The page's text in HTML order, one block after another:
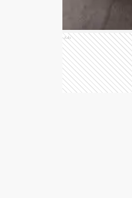
Ads